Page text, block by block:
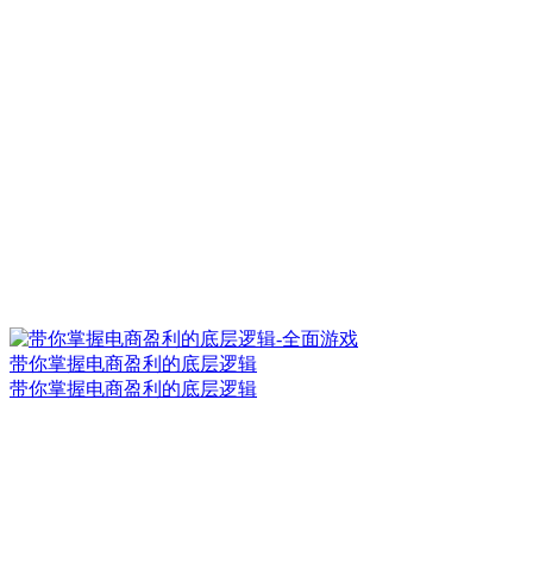
带你掌握电商盈利的底层逻辑
带你掌握电商盈利的底层逻辑